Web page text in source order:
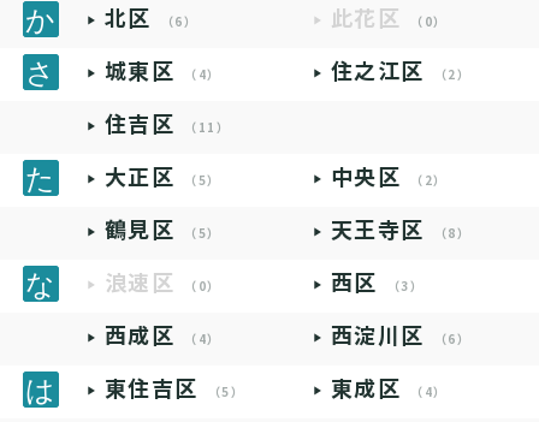
北区 （6） 此花区 （0）
城東区 （4） 住之江区 （2）
住吉区 （11）
大正区 （5） 中央区 （2）
鶴見区 （5） 天王寺区 （8）
浪速区 （0） 西区 （3）
西成区 （4） 西淀川区 （6）
東住吉区 （5） 東成区 （4）